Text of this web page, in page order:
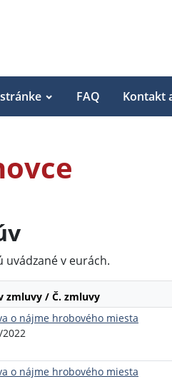
FAQ Kontakt
uvádzané v eurách.
zmluvy / Č. zmluvy
o nájme hrobového miesta
o nájme hrobového miesta